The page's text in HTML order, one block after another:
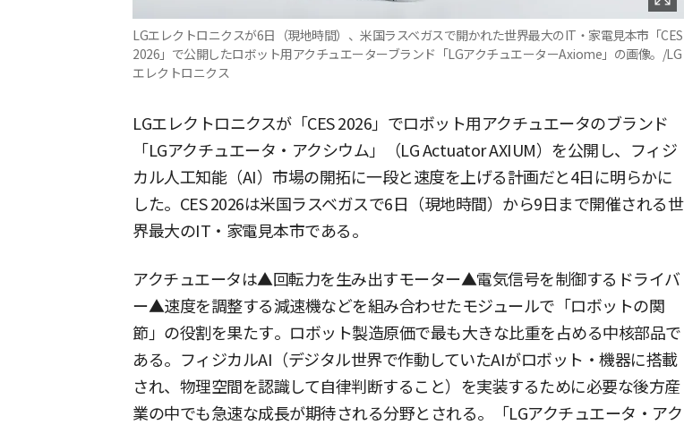
LGエレクトロニクスが6日（現地時間）、米国ラスベガスで開かれた世界最大のIT・家電見本市「CES
2026」で公開したロボット用アクチュエーターブランド「LGアクチュエーターAxiome」の画像。/LG
エレクトロニクス
LGエレクトロニクスが「CES 2026」でロボット用アクチュエータのブランド
「LGアクチュエータ・アクシウム」（LG Actuator AXIUM）を公開し、フィジ
カル人工知能（AI）市場の開拓に一段と速度を上げる計画だと4日に明らかに
した。CES 2026は米国ラスベガスで6日（現地時間）から9日まで開催される世
界最大のIT・家電見本市である。
アクチュエータは▲回転力を生み出すモーター▲電気信号を制御するドライバ
ー▲速度を調整する減速機などを組み合わせたモジュールで「ロボットの関
節」の役割を果たす。ロボット製造原価で最も大きな比重を占める中核部品で
ある。フィジカルAI（デジタル世界で作動していたAIがロボット・機器に搭載
され、物理空間を認識して自律判断すること）を実装するために必要な後方産
業の中でも急速な成長が期待される分野とされる。「LGアクチュエータ・アク